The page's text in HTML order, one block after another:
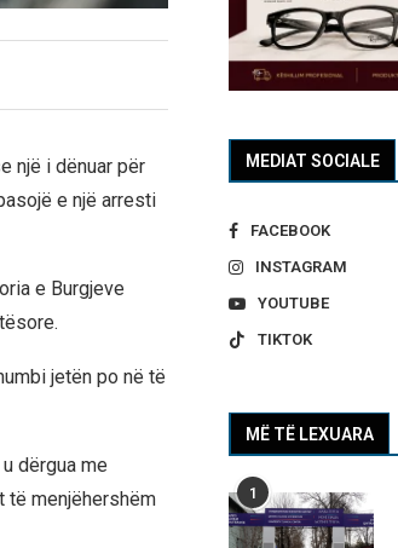
një i dënuar për
e një arresti
e Burgjeve
jetën po në të
dërgua me
të menjëhershëm
MEDIAT SOCIALE
FACEBOOK
INSTAGRAM
YOUTUBE
TIKTOK
MË TË LEXUARA
1